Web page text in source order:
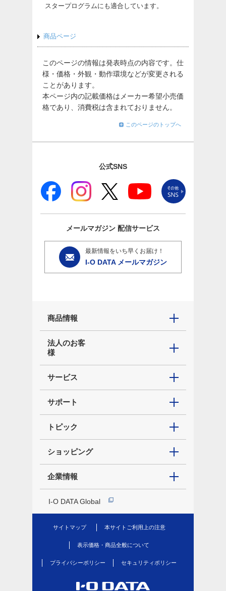
スタープログラムにも適合しています。
商品ページ
このページの情報は発表時点の内容です。仕
様・価格・外観・動作環境などが変更される
ことがあります。
本ページ内の記載価格はメーカー希望小売価
格であり、消費税は含まれておりません。
このページのトップへ
公式SNS
メールマガジン 配信サービス
最新情報をいち早くお届け！
I-O DATA メールマガジン
商品情報
法人のお客
様
サービス
サポート
トピック
ショッピング
企業情報
I-O DATA Global
サイトマップ 本サイトご利用上の注意
表示価格・商品全般について
プライバシーポリシー セキュリティポリシー